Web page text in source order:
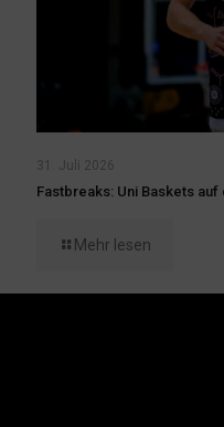
31. Juli 2026
Fastbreaks: Uni Baskets auf
Mehr lesen